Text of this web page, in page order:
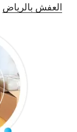
العفش بالرياض